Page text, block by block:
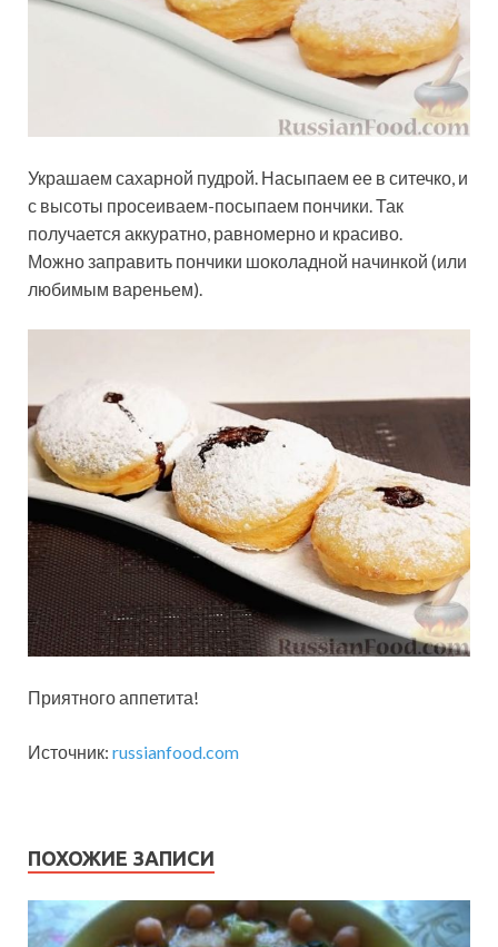
Украшаем сахарной пудрой. Насыпаем ее в ситечко, и
с высоты просеиваем-посыпаем пончики. Так
получается аккуратно, равномерно и красиво.
Можно заправить пончики шоколадной начинкой (или
любимым вареньем).
Приятного аппетита!
Источник: russianfood.com
ПОХОЖИЕ ЗАПИСИ